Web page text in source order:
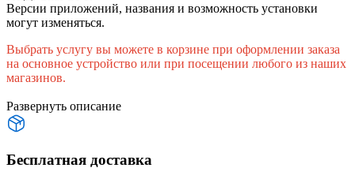
Версии приложений, названия и возможность установки
могут изменяться.
Выбрать услугу вы можете в корзине при оформлении заказа
на основное устройство или при посещении любого из наших
магазинов.
Развернуть описание
Бесплатная доставка